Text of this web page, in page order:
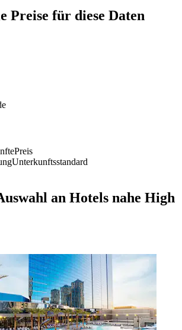
Preise für diese Daten
Preis
Unterkunftsstandard
an Hotels nahe High